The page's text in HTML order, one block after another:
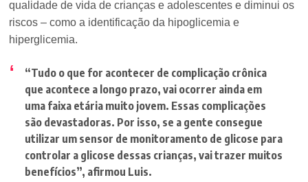
qualidade de vida de crianças e adolescentes e diminui os
riscos – como a identificação da hipoglicemia e
hiperglicemia.
“Tudo o que for acontecer de complicação crônica
que acontece a longo prazo, vai ocorrer ainda em
uma faixa etária muito jovem. Essas complicações
são devastadoras. Por isso, se a gente consegue
utilizar um sensor de monitoramento de glicose para
controlar a glicose dessas crianças, vai trazer muitos
benefícios”, afirmou Luis.